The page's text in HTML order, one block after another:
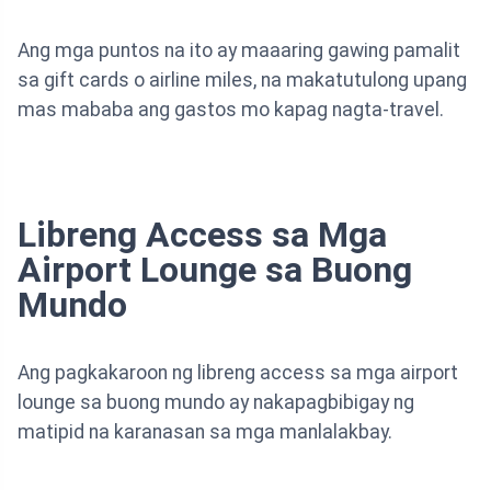
Ang mga puntos na ito ay maaaring gawing pamalit
sa gift cards o airline miles, na makatutulong upang
mas mababa ang gastos mo kapag nagta-travel.
Libreng Access sa Mga
Airport Lounge sa Buong
Mundo
Ang pagkakaroon ng libreng access sa mga airport
lounge sa buong mundo ay nakapagbibigay ng
matipid na karanasan sa mga manlalakbay.